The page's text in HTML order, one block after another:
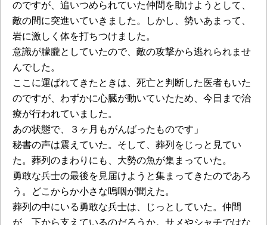
のですが、追いつめられていた仲間を助けようとして、
敵の間に突進いていきました。しかし、勢いあまって、
岩に激しく体を打ちつけました。
意識が朦朧としていたので、敵の攻撃から逃れられませ
んでした。
ここに運ばれてきたときは、死亡と判断した医者もいた
のですが、わずかに心臓が動いていたため、今日まで治
療が行われていました。
あの状態で、３ヶ月もがんばったものです」
秘書の声は震えていた。そして、葬列をじっと見てい
た。葬列のまわりにも、大勢の魚が集まっていた。
勇敢な兵士の最後を見届けようと集まってきたのであろ
う。どこからか小さな嗚咽が聞えた。
葬列の中にいる勇敢な兵士は、じっとしていた。仲間
が、下から支えているのだろうか。サメやシャチではな